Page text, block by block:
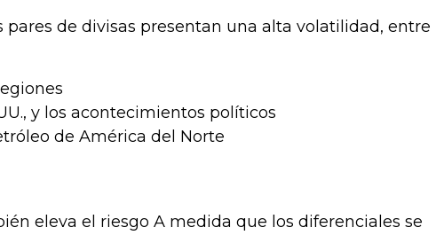
de divisas presentan una alta volatilidad, entre
y los acontecimientos políticos
de América del Norte
eleva el riesgo A medida que los diferenciales se